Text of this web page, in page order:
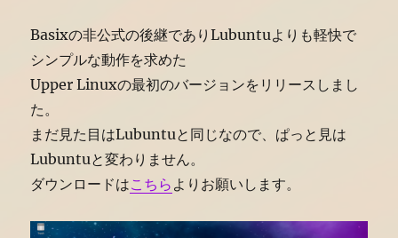
Basixの非公式の後継でありLubuntuよりも軽快で
シンプルな動作を求めた
Upper Linuxの最初のバージョンをリリースしまし
た。
まだ見た目はLubuntuと同じなので、ぱっと見は
Lubuntuと変わりません。
ダウンロードはこちら よりお願いします。